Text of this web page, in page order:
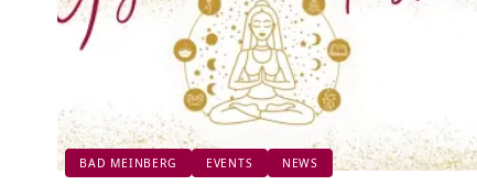
BAD MEINBERG EVENTS NEWS